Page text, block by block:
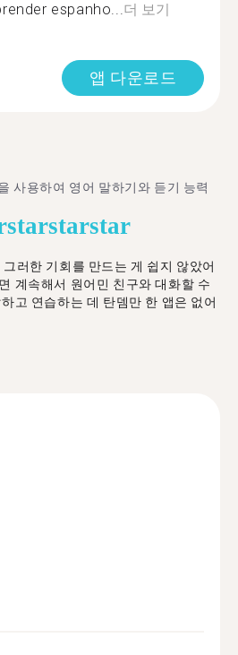
espanho...더 보기
앱 다운로드
사용하여 영어 말하기와 듣기 능력
starstarstar
러한 기회를 만드는 게 쉽지 않았어
계속해서 원어민 친구와 대화할 수
고 연습하는 데 탄뎀만 한 앱은 없어